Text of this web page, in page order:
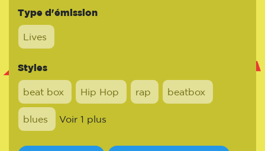
Type d'émission
Lives
Styles
beat box Hip Hop rap beatbox
blues Voir 1 plus